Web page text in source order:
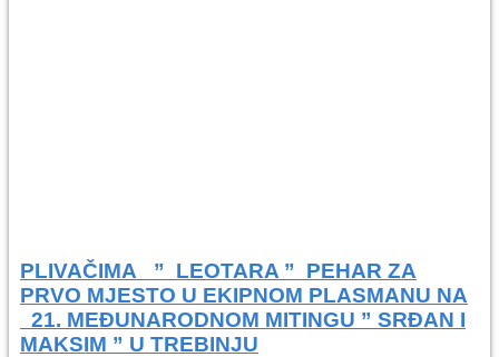
PLIVAČIMA ” LEOTARA ” PEHAR ZA
PRVO MJESTO U EKIPNOM PLASMANU NA
21. MEĐUNARODNOM MITINGU ” SRĐAN I
MAKSIM ” U TREBINJU